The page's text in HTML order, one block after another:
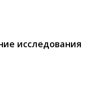
исследования